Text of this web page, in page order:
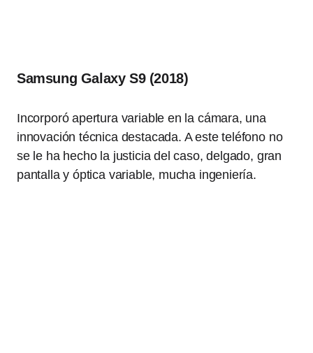
Samsung Galaxy S9 (2018)
Incorporó apertura variable en la cámara, una
innovación técnica destacada. A este teléfono no
se le ha hecho la justicia del caso, delgado, gran
pantalla y óptica variable, mucha ingeniería.